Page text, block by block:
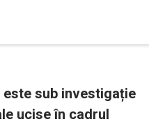
este sub investigație
ucise în cadrul